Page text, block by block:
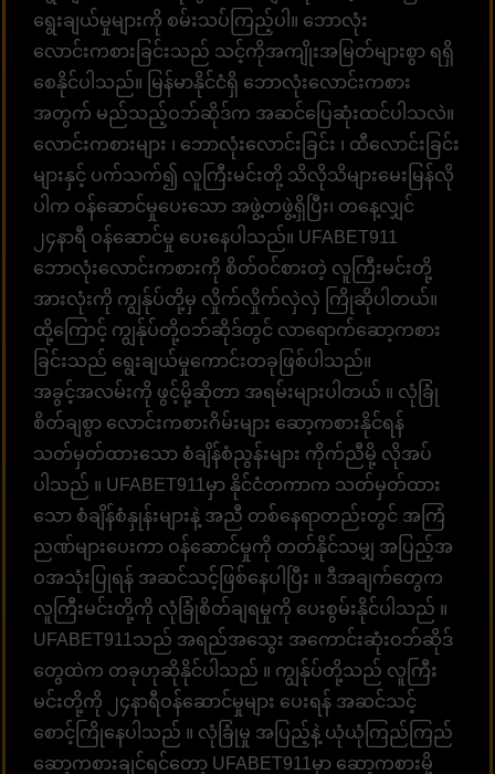
ရွေးချယ်မှုများကို စမ်းသပ်ကြည့်ပါ။ ဘောလုံး
လောင်းကစားခြင်းသည် သင့်ကိုအကျိုးအမြတ်များစွာ ရရှိ
စေနိုင်ပါသည်။ မြန်မာနိုင်ငံရှိ ဘောလုံးလောင်းကစား
အတွက် မည်သည့်ဝဘ်ဆိုဒ်က အဆင်ပြေဆုံးထင်ပါသလဲ။
လောင်းကစားများ ၊ ဘောလုံးလောင်းခြင်း ၊ ထီလောင်းခြင်း
များနှင့် ပက်သက်၍ လူကြီးမင်းတို့ သိလိုသိများမေးမြန်လို
ပါက ဝန်ဆောင်မှုပေးသော အဖွဲ့တဖွဲ့ရှိပြီး၊ တနေ့လျှင်
၂၄နာရီ ဝန်ဆောင်မှု ပေးနေပါသည်။ UFABET911
ဘောလုံးလောင်းကစားကို စိတ်ဝင်စားတဲ့ လူကြီးမင်းတို့
အားလုံးကို ကျွန်ုပ်တို့မှ လှိုက်လှိုက်လှဲလှဲ ကြိုဆိုပါတယ်။
ထို့ကြောင့် ကျွန်ုပ်တို့ဝဘ်ဆိုဒ်တွင် လာရောက်ဆော့ကစား
ခြင်းသည် ရွေးချယ်မှုကောင်းတခုဖြစ်ပါသည်။
အခွင့်အလမ်းကို ဖွင့်မို့ဆိုတာ အရမ်းများပါတယ် ။ လုံခြုံ
စိတ်ချစွာ လောင်းကစားဂိမ်းများ ဆော့ကစားနိုင်ရန်
သတ်မှတ်ထားသော စံချိန်စံညွန်းများ ကိုက်ညီမို့ လိုအပ်
ပါသည် ။ UFABET911မှာ နိုင်ငံတကာက သတ်မှတ်ထား
သော စံချိန်စံနှုန်းများနဲ့ အညီ တစ်နေရာတည်းတွင် အကြံ
ညဏ်များပေးကာ ဝန်ဆောင်မှုကို တတ်နိုင်သမျှ အပြည့်အ
ဝအသုံးပြုရန် အဆင်သင့်ဖြစ်နေပါပြီး ။ ဒီအချက်တွေက
လူကြီးမင်းတို့ကို လုံခြုံစိတ်ချရမှုကို ပေးစွမ်းနိုင်ပါသည် ။
UFABET911သည် အရည်အသွေး အကောင်းဆုံးဝဘ်ဆိုဒ်
တွေထဲက တခုဟုဆိုနိုင်ပါသည် ။ ကျွန်ုပ်တို့သည် လူကြီး
မင်းတို့ကို ၂၄နာရီဝန်ဆောင်မှုများ ပေးရန် အဆင်သင့်
စောင့်ကြိုနေပါသည် ။ လုံခြုံမှု အပြည့်နဲ့ ယုံယုံကြည်ကြည်
ဆော့ကစားချင်ရင်တော့ UFABET911မှာ ဆော့ကစားမို့